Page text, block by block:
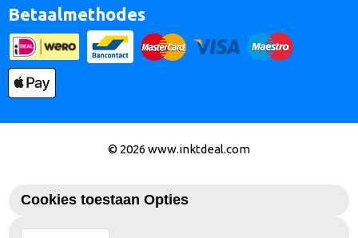
Betaalmethodes
© 2026 www.inktdeal.com
Cookies toestaan Opties